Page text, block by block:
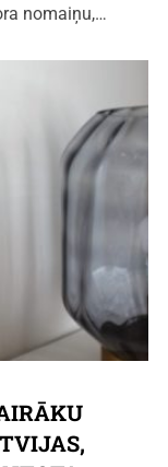
nomaiņu,…